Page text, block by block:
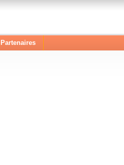
Partenaires